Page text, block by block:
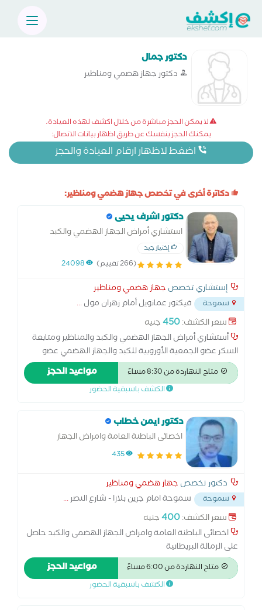
دكتور جمال
دكتور جهاز هضمي ومناظير
لا يمكن الحجز مباشرة من خلال اكشف لهذه العيادة،
يمكنك الحجز بنفسك عن طريق اظهار بيانات الاتصال:
اضغط لاظهار ارقام العيادة والحجز
دكاترة أخرى في تخصص جهاز هضمي ومناظير:
دكتور اشرف يحيى
استشاري أمراض الجهاز الهضمي والكبد
والمناظير ومتابعة السكر
إختيار جيد
(266 تقييم) 24098
إستشاري تخصص جهاز هضمي ومناظير
سموحة فيكتور عمانويل أمام زهران مول...
سعر الكشف:450جنيه
أستشاري أمراض الجهاز الهضمي والكبد والمناظير ومتابعة
السكر عضو الجمعية الأوروبية للكبد والجهاز الهضمي عضو
الجمعية المصرية للكبد والجهاز الهضمي دراسات متقدمة فى
السكر عضو جامعة هارفرد امريكا الكشف بالموجات فوق
متاح النهاردة من 8:30 مساءً مواعيد الحجز
الكشف باسبقية الحضور
دكتور ايمن خطاب
اخصائى الباطنة العامة وامراض الجهاز
الهضمى والكبد حاصل على الزمالة البريطانية
435
دكتور تخصص جهاز هضمي ومناظير
سموحة سموحة امام جرين بلازا - شارع النصر...
سعر الكشف:400جنيه
اخصائى الباطنة العامة وامراض الجهاز الهضمى والكبد حاصل
على الزمالة البريطانية
متاح النهاردة من 6:00 مساءً مواعيد الحجز
الكشف باسبقية الحضور